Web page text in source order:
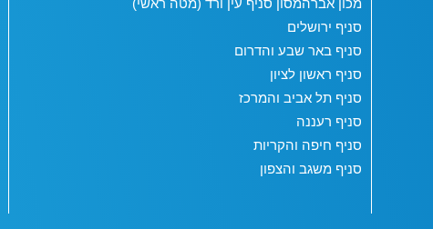
מכון אברהמסון סניף עין ורד (מטה ראשי)
סניף ירושלים
סניף באר שבע והדרום
סניף ראשון לציון
סניף תל אביב והמרכז
סניף רעננה
סניף חיפה והקריות
סניף משגב והצפון